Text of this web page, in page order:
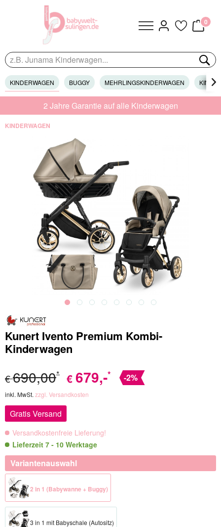
0
KINDERWAGEN BUGGY MEHRLINGSKINDERWAGEN 
2 Jahre Garantie auf alle Kinderwagen
KINDERWAGEN
Kunert Ivento Premium Kombi-
Kinderwagen
€690,00* € 679,-* -2%
inkl. MwSt. zzgl. Versandkosten
Gratis Versand
Versandkostenfreie Lieferung!
Lieferzeit 7 - 10 Werktage
Variantenauswahl
2 in 1 (Babywanne + Buggy)
3 in 1 mit Babyschale (Autositz)